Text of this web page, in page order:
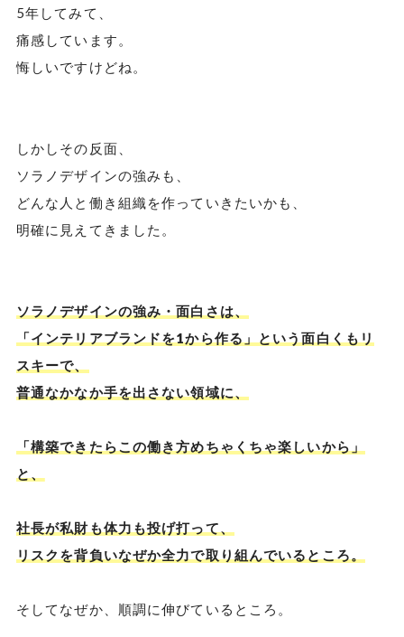
5年してみて、
痛感しています。
悔しいですけどね。
しかしその反面、
ソラノデザインの強みも、
どんな人と働き組織を作っていきたいかも、
明確に見えてきました。
ソラノデザインの強み・面白さは、
「インテリアブランドを1から作る」という面白くもリ
スキーで、
普通なかなか手を出さない領域に、
「構築できたらこの働き方めちゃくちゃ楽しいから」
と、
社長が私財も体力も投げ打って、
リスクを背負いなぜか全力で取り組んでいるところ。
そしてなぜか、順調に伸びているところ。